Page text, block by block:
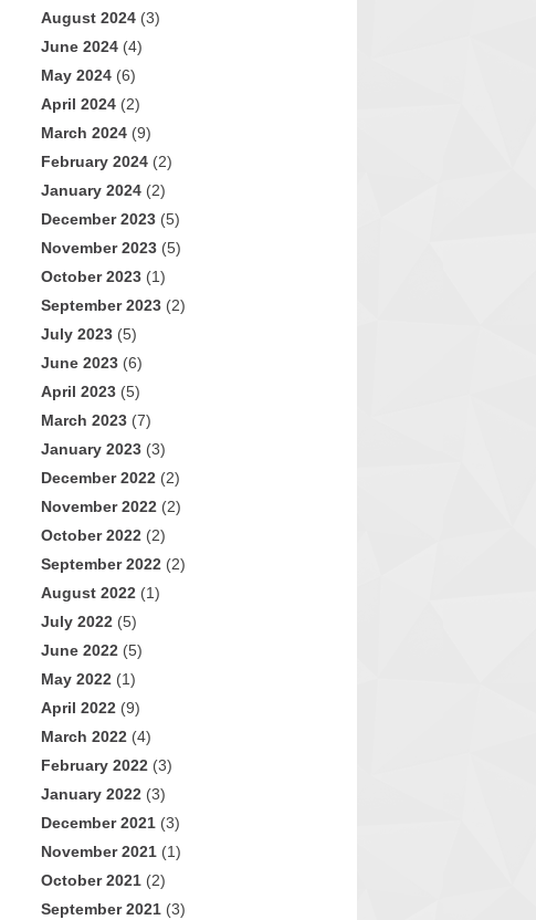
August 2024 (3)
June 2024 (4)
May 2024 (6)
April 2024 (2)
March 2024 (9)
February 2024 (2)
January 2024 (2)
December 2023 (5)
November 2023 (5)
October 2023 (1)
September 2023 (2)
July 2023 (5)
June 2023 (6)
April 2023 (5)
March 2023 (7)
January 2023 (3)
December 2022 (2)
November 2022 (2)
October 2022 (2)
September 2022 (2)
August 2022 (1)
July 2022 (5)
June 2022 (5)
May 2022 (1)
April 2022 (9)
March 2022 (4)
February 2022 (3)
January 2022 (3)
December 2021 (3)
November 2021 (1)
October 2021 (2)
September 2021 (3)